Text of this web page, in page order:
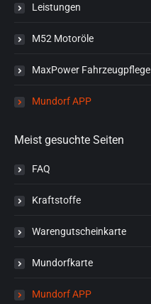
Leistungen
M52 Motoröle
MaxPower Fahrzeugpflege
Mundorf APP
Meist gesuchte Seiten
FAQ
Kraftstoffe
Warengutscheinkarte
Mundorfkarte
Mundorf APP